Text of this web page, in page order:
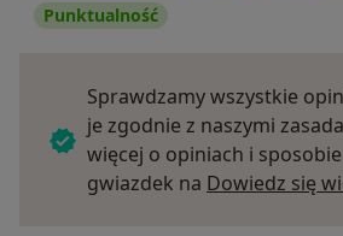
Punktualność
Sprawdzamy wszystkie
je zgodnie z naszymi
więcej o opiniach i
gwiazdek na Dowiedz się